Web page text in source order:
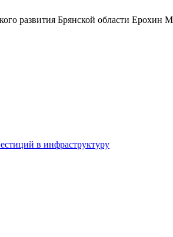
развития Брянской области Ерохин
в инфраструктуру